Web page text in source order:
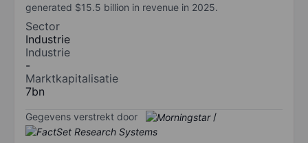
generated $15.5 billion in revenue in 2025.
Sector
Industrie
Industrie
-
Marktkapitalisatie
7bn
Gegevens verstrekt door /